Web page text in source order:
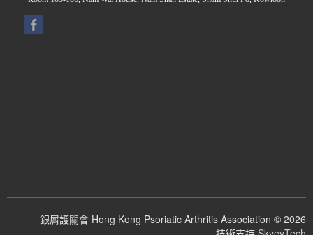
銀屑護關會 Hong Kong Psoriatic Arthritis Association © 2026